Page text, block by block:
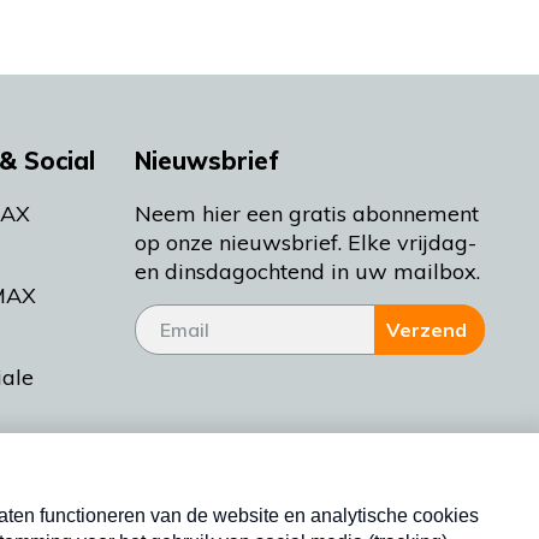
Social Nieuwsbrief
Neem hier een gratis abonnement
op onze nieuwsbrief. Elke vrijdag-
en dinsdagochtend in uw mailbox.
Verzend